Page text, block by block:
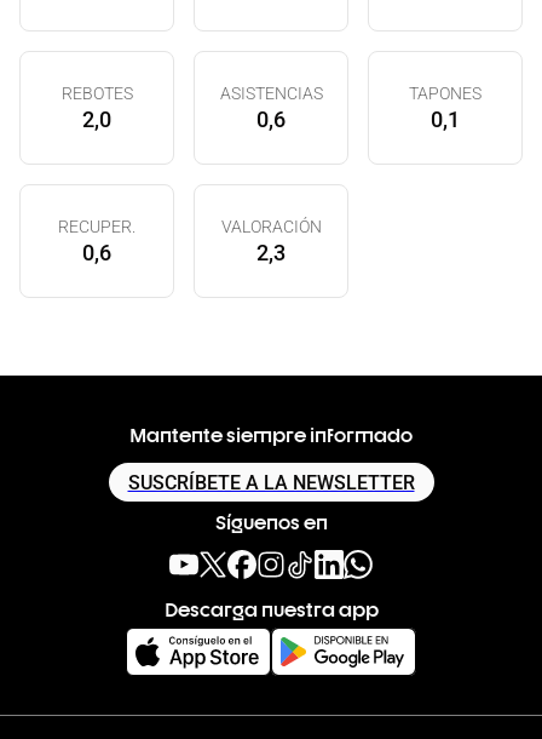
REBOTES
2,0
ASISTENCIAS
0,6
TAPONES
0,1
RECUPER.
0,6
VALORACIÓN
2,3
Mantente siempre informado
SUSCRÍBETE A LA NEWSLETTER
Síguenos en
Descarga nuestra app